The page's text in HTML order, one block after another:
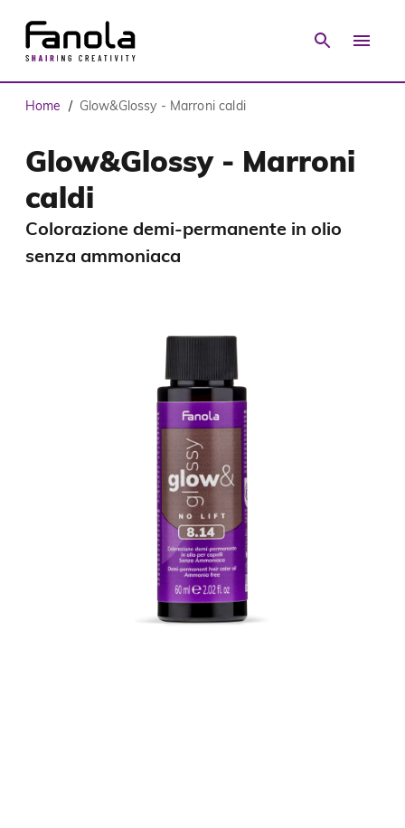
Home / Glow&Glossy - Marroni caldi
Glow&Glossy - Marroni
caldi
Colorazione demi-permanente in olio
senza ammoniaca